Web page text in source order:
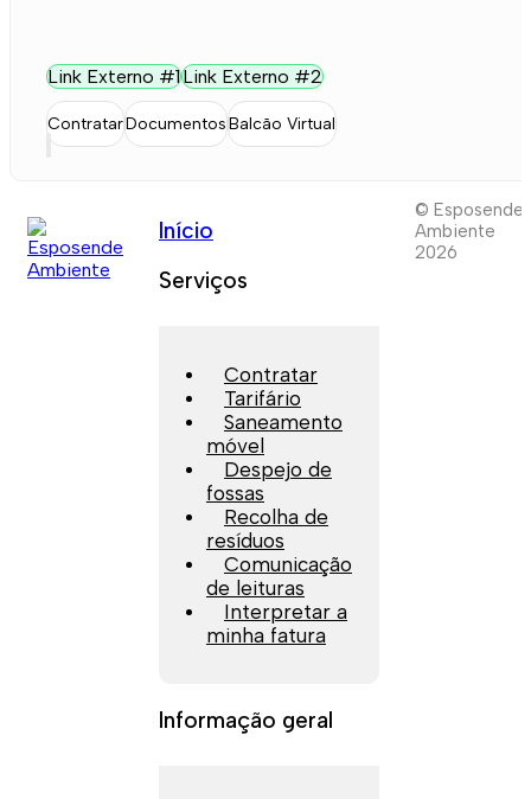
Link Externo #1Link Externo #2
ContratarDocumentosBalcão Virtual
Início
Serviços
Contratar
Tarifário
Saneamento
móvel
Despejo de
fossas
Recolha de
resíduos
Comunicação
de leituras
Interpretar a
minha fatura
Informação geral
© Esposende
Ambiente
2026